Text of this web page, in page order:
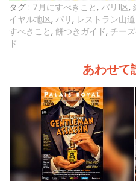
タグ : 7月にすべきこと, パリ1区,
イヤル地区, パリ, レストラン山
すべきこと, 餅つきガイド, チー
ド
あわせて